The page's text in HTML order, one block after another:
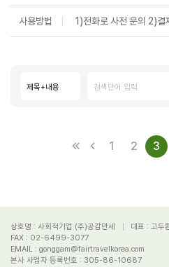
사용방법 1)전화로 사전 문의 2)
1 2 3
상호명 : 사회적기업 (주)공감만세 대표 : 고두
FAX : 02-6499-3077
EMAIL : gonggam@fairtravelkorea.com
본사 사업자 등록번호 : 305-86-10687